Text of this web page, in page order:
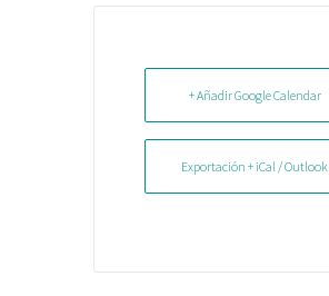
+ Añadir Google Calendar
Exportación + iCal / Outlook